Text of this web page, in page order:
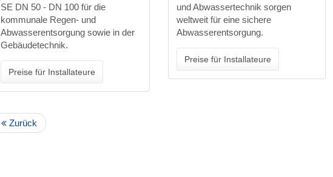
SE DN 50 - DN 100 für die
kommunale Regen- und
Abwasserentsorgung sowie in der
Gebäudetechnik.
Preise für Installateure
und Abwassertechnik sorgen
weltweit für eine sichere
Abwasserentsorgung.
Preise für Installateure
Zurück